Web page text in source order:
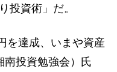
投資術」だ。
を達成、いまや資産
南投資勉強会）氏